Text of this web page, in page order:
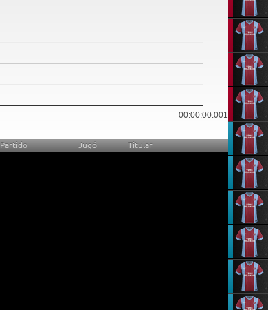
00:00:00.001
Partido Jugó Titular